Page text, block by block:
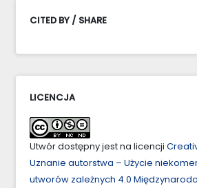
CITED BY / SHARE
LICENCJA
Utwór dostępny jest na licencji
Uznanie autorstwa – Użycie
utworów zależnych 4.0